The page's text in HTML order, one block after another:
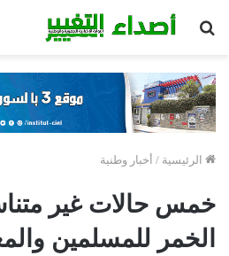
الرئيسية / أخبار وطنية
خمس حالات غير
الخمر للمسلمين